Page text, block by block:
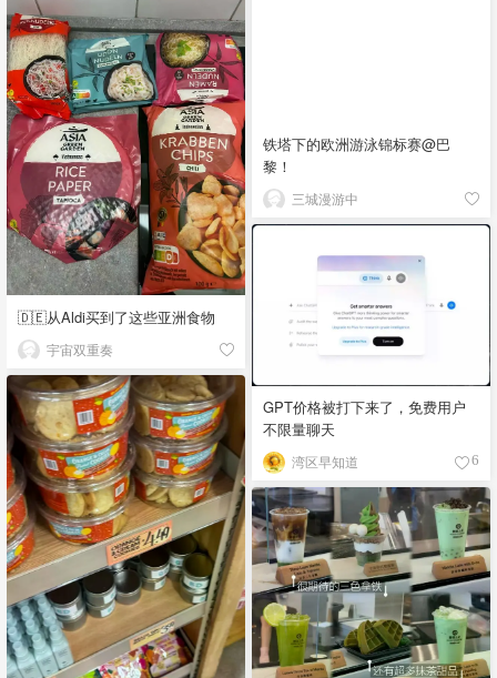
铁塔下的欧洲游泳锦标赛@巴
黎！
三城漫游中
🇩🇪从Aldi买到了这些亚洲食物
宇宙双重奏
GPT价格被打下来了，免费用户
不限量聊天
湾区早知道 6